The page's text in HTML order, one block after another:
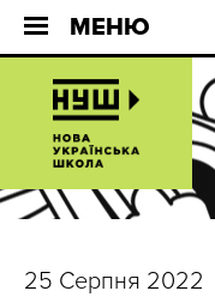
МЕНЮ
25 Серпня 2022